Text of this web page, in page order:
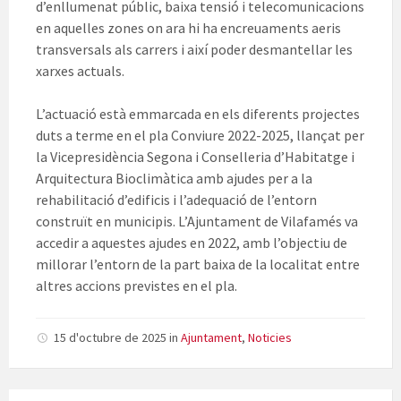
d’enllumenat públic, baixa tensió i telecomunicacions
en aquelles zones on ara hi ha encreuaments aeris
transversals als carrers i així poder desmantellar les
xarxes actuals.
L’actuació està emmarcada en els diferents projectes
duts a terme en el pla Conviure 2022-2025, llançat per
la Vicepresidència Segona i Conselleria d’Habitatge i
Arquitectura Bioclimàtica amb ajudes per a la
rehabilitació d’edificis i l’adequació de l’entorn
construït en municipis. L’Ajuntament de Vilafamés va
accedir a aquestes ajudes en 2022, amb l’objectiu de
millorar l’entorn de la part baixa de la localitat entre
altres accions previstes en el pla.
15 d'octubre de 2025 in Ajuntament, Noticies